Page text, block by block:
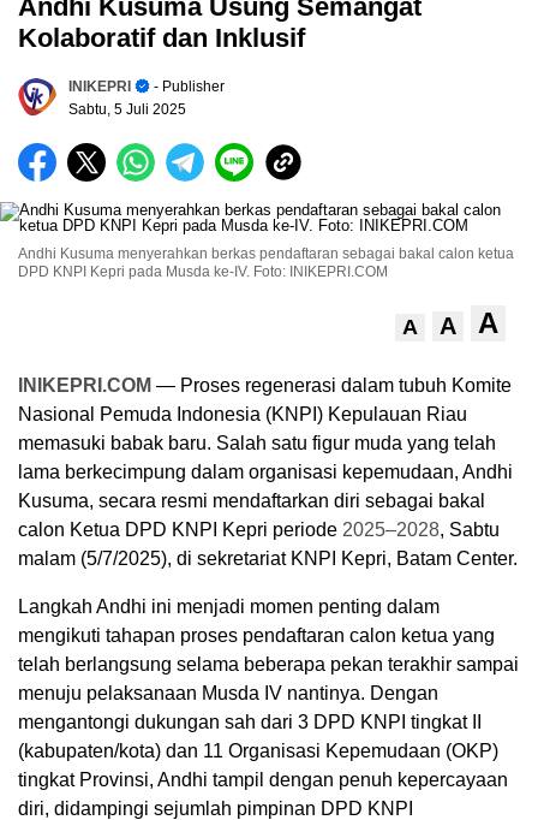
Andhi Kusuma Usung Semangat
Kolaboratif dan Inklusif
INIKEPRI
- Publisher
Sabtu, 5 Juli 2025
Andhi Kusuma menyerahkan berkas pendaftaran sebagai bakal calon ketua
DPD KNPI Kepri pada Musda ke-IV. Foto: INIKEPRI.COM
A A A
INIKEPRI.COM — Proses regenerasi dalam tubuh Komite
Nasional Pemuda Indonesia (KNPI) Kepulauan Riau
memasuki babak baru. Salah satu figur muda yang telah
lama berkecimpung dalam organisasi kepemudaan, Andhi
Kusuma, secara resmi mendaftarkan diri sebagai bakal
calon Ketua DPD KNPI Kepri periode 2025–2028, Sabtu
malam (5/7/2025), di sekretariat KNPI Kepri, Batam Center.
Langkah Andhi ini menjadi momen penting dalam
mengikuti tahapan proses pendaftaran calon ketua yang
telah berlangsung selama beberapa pekan terakhir sampai
menuju pelaksanaan Musda IV nantinya. Dengan
mengantongi dukungan sah dari 3 DPD KNPI tingkat II
(kabupaten/kota) dan 11 Organisasi Kepemudaan (OKP)
tingkat Provinsi, Andhi tampil dengan penuh kepercayaan
diri, didampingi sejumlah pimpinan DPD KNPI